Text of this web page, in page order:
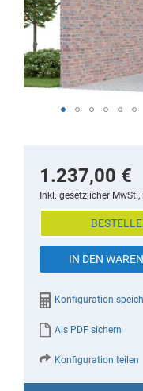
of
the
images
gallery
beginning
images
1.237,00 €
Inkl. gesetzlicher MwSt.,
IN DEN
Konfiguration
Als PDF sichern
Konfiguration teilen